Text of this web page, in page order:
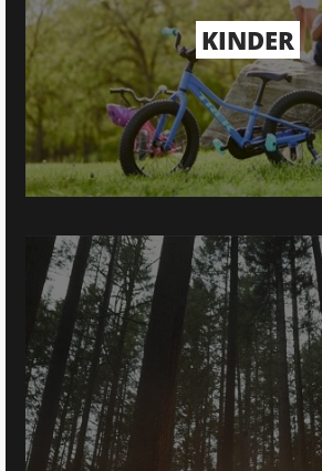
KINDER